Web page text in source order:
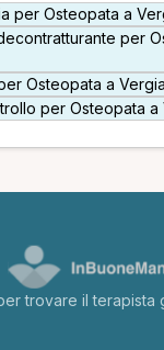
per Osteopata a
per
Osteopata a
per Osteopata a
trovare il terapista